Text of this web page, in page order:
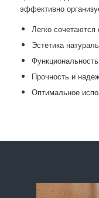
эффективно
Легко
Эстетика
Прочность и
Оптимальное